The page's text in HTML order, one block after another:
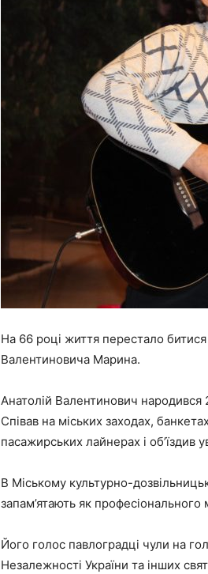
На 66 році життя перестало
Валентиновича Марина.
Анатолій Валентинович народився
Співав на міських заходах,
пасажирських лайнерах і об’їздив
В Міському культурно-
запам’ятають як
Його голос павлоградці чули на
Незалежності України та інших